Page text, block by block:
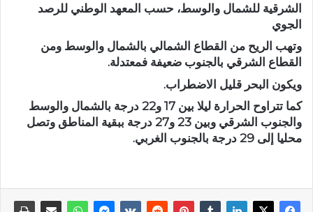
الشرقية للشمال والوسط، حسب المعهد الوطني للرصد
الجوي
وتهب الريح من القطاع الشمالي بالشمال والوسط ومن
القطاع الشرقي بالجنوب ضعيفة فمعتدلة.
ويكون البحر قليل الاضطراب.
كما تتراوح الحرارة ليلا بين 17 و22 درجة بالشمال والوسط
والجنوب الشرقي وبين 23 و27 درجة ببقية المناطق وتصل
محليا إلى 29 درجة بالجنوب الغربي.